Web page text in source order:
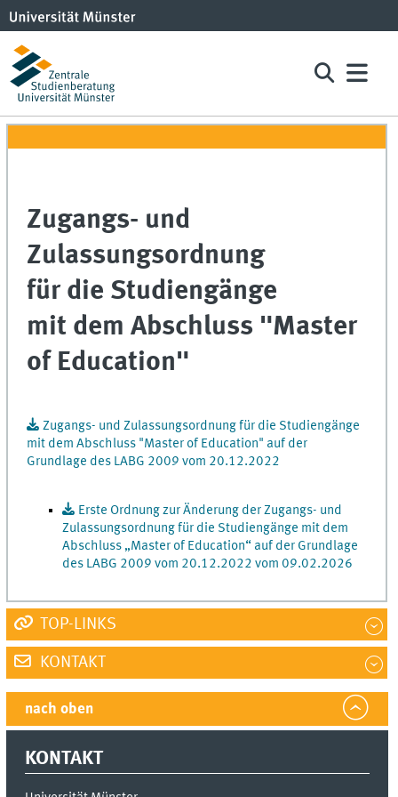
Zugangs- und
Zulassungsordnung
für die Studiengänge
mit dem Abschluss "Master
of Education"
Zugangs- und Zulassungsordnung für die Studiengänge
mit dem Abschluss "Master of Education" auf der
Grundlage des LABG 2009 vom 20.12.2022
Erste Ordnung zur Änderung der Zugangs- und
Zulassungsordnung für die Studiengänge mit dem
Abschluss „Master of Education“ auf der Grundlage
des LABG 2009 vom 20.12.2022 vom 09.02.2026
TOP-LINKS
KONTAKT
nach oben
KONTAKT